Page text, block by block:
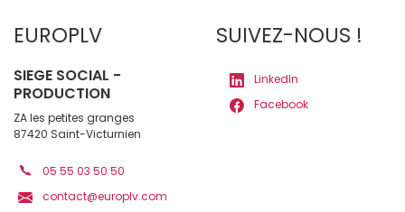
EUROPLV
SIEGE SOCIAL -
PRODUCTION
ZA les petites granges
87420 Saint-Victurnien
05 55 03 50 50
contact@europlv.com
SUIVEZ-NOUS !
LinkedIn
Facebook